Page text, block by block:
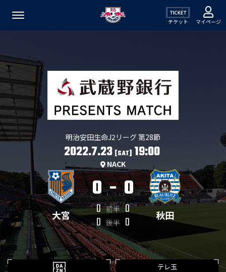
チケット マイページ
明治安田生命J2リーグ 第28節
2022.7.23 [SAT]19:00
NACK
大宮
0 - 0
0 前半 0
0 後半 0 秋田
テレ玉